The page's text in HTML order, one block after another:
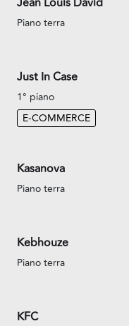
Piano terra
Just In Case
1° piano
E-COMMERCE
Kasanova
Piano terra
Kebhouze
Piano terra
KFC